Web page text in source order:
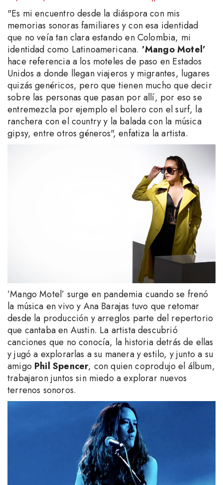
"Es mi encuentro desde la diáspora con mis
memorias sonoras familiares y con esa identidad
que no veía tan clara estando en Colombia, mi
identidad como Latinoamericana. ’Mango Motel’
hace referencia a los moteles de paso en Estados
Unidos a donde llegan viajeros y migrantes, lugares
quizás genéricos, pero que tienen mucho que decir
sobre las personas que pasan por allí, por eso se
entremezcla por ejemplo el bolero con el surf, la
ranchera con el country y la balada con la música
gipsy, entre otros géneros", enfatiza la artista.
’Mango Motel’ surge en pandemia cuando se frenó
la música en vivo y Ana Barajas tuvo que retomar
desde la producción y arreglos parte del repertorio
que cantaba en Austin. La artista descubrió
canciones que no conocía, la historia detrás de ellas
y jugó a explorarlas a su manera y estilo, y junto a su
amigo Phil Spencer, con quien coprodujo el álbum,
trabajaron juntos sin miedo a explorar nuevos
terrenos sonoros.